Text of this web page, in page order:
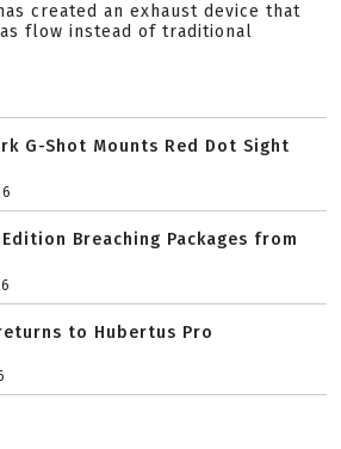
created an exhaust device that
flow instead of traditional
G-Shot Mounts Red Dot Sight
Breaching Packages from
to Hubertus Pro